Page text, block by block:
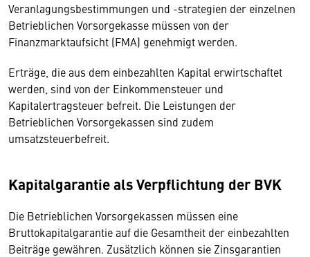
Veranlagungsbestimmungen und -strategien der einzelnen
Betrieblichen Vorsorgekasse müssen von der
Finanzmarktaufsicht (FMA) genehmigt werden.
Erträge, die aus dem einbezahlten Kapital erwirtschaftet
werden, sind von der Einkommensteuer und
Kapitalertragsteuer befreit. Die Leistungen der
Betrieblichen Vorsorgekassen sind zudem
umsatzsteuerbefreit.
Kapitalgarantie als Verpflichtung der BVK
Die Betrieblichen Vorsorgekassen müssen eine
Bruttokapitalgarantie auf die Gesamtheit der einbezahlten
Beiträge gewähren. Zusätzlich können sie Zinsgarantien